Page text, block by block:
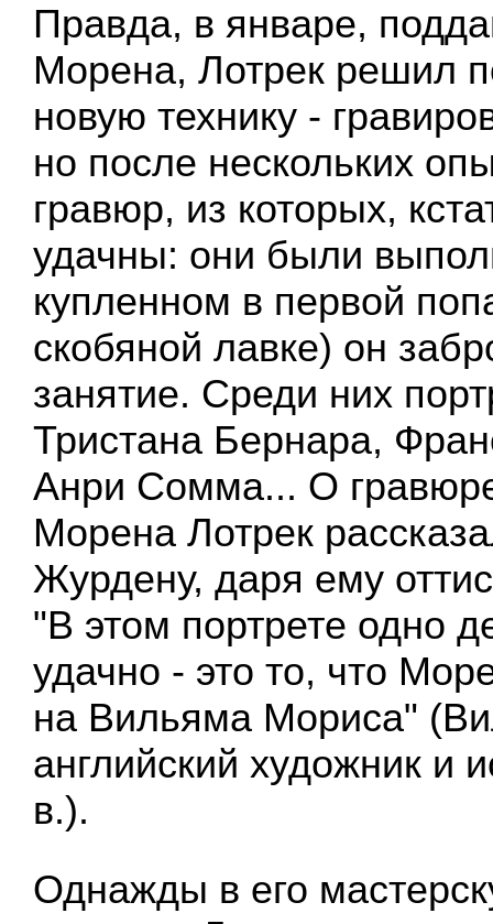
Правда, в январе,
Морена, Лотрек решил
новую технику -
но после нескольких
гравюр, из которых,
удачны: они были
купленном в первой
скобяной лавке) он
занятие. Среди них
Тристана Бернара,
Анри Сомма... О
Морена Лотрек
Журдену, даря ему
"В этом портрете одно
удачно - это то, что
на Вильяма Мориса"
английский художник и
в.).
Однажды в его